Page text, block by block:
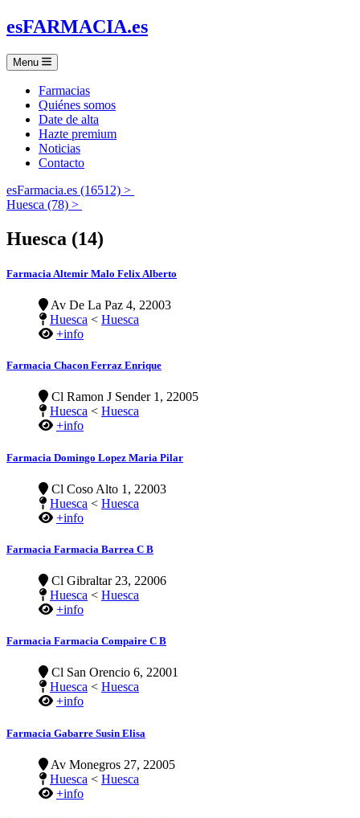
esFARMACIA.es
Menu
Farmacias
Quiénes somos
Date de alta
Hazte premium
Noticias
Contacto
esFarmacia.es (16512) >
Huesca (78) >
Huesca (14)
Farmacia Altemir Malo Felix Alberto
Av De La Paz 4, 22003
Huesca < Huesca
+info
Farmacia Chacon Ferraz Enrique
Cl Ramon J Sender 1, 22005
Huesca < Huesca
+info
Farmacia Domingo Lopez Maria Pilar
Cl Coso Alto 1, 22003
Huesca < Huesca
+info
Farmacia Farmacia Barrea C B
Cl Gibraltar 23, 22006
Huesca < Huesca
+info
Farmacia Farmacia Compaire C B
Cl San Orencio 6, 22001
Huesca < Huesca
+info
Farmacia Gabarre Susin Elisa
Av Monegros 27, 22005
Huesca < Huesca
+info